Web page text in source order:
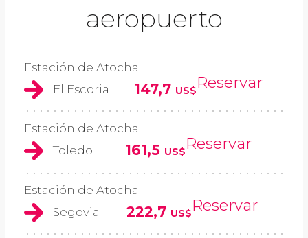
aeropuerto
Estación de Atocha
El Escorial
147,7 US$Reservar
Estación de Atocha
Toledo
161,5 US$Reservar
Estación de Atocha
Segovia
222,7 US$Reservar